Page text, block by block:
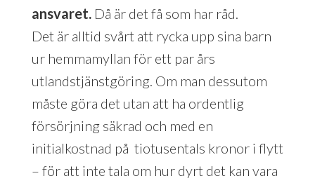
ansvaret.Då är det få som har råd.
Det är alltid svårt att rycka upp sina barn
ur hemmamyllan för ett par års
utlandstjänstgöring. Om man dessutom
måste göra det utan att ha ordentlig
försörjning säkrad och med en
initialkostnad på tiotusentals kronor i flytt
– för att inte tala om hur dyrt det kan vara